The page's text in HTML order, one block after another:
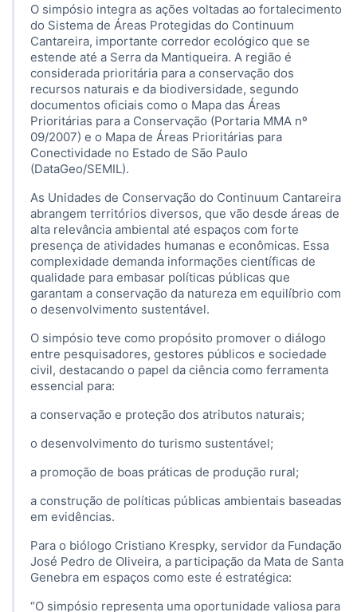
O simpósio integra as ações voltadas ao fortalecimento
do Sistema de Áreas Protegidas do Continuum
Cantareira, importante corredor ecológico que se
estende até a Serra da Mantiqueira. A região é
considerada prioritária para a conservação dos
recursos naturais e da biodiversidade, segundo
documentos oficiais como o Mapa das Áreas
Prioritárias para a Conservação (Portaria MMA nº
09/2007) e o Mapa de Áreas Prioritárias para
Conectividade no Estado de São Paulo
(DataGeo/SEMIL).
As Unidades de Conservação do Continuum Cantareira
abrangem territórios diversos, que vão desde áreas de
alta relevância ambiental até espaços com forte
presença de atividades humanas e econômicas. Essa
complexidade demanda informações científicas de
qualidade para embasar políticas públicas que
garantam a conservação da natureza em equilíbrio com
o desenvolvimento sustentável.
O simpósio teve como propósito promover o diálogo
entre pesquisadores, gestores públicos e sociedade
civil, destacando o papel da ciência como ferramenta
essencial para:
a conservação e proteção dos atributos naturais;
o desenvolvimento do turismo sustentável;
a promoção de boas práticas de produção rural;
a construção de políticas públicas ambientais baseadas
em evidências.
Para o biólogo Cristiano Krespky, servidor da Fundação
José Pedro de Oliveira, a participação da Mata de Santa
Genebra em espaços como este é estratégica:
“O simpósio representa uma oportunidade valiosa para